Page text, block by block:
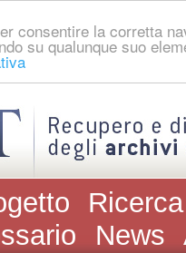
consentire la corretta
su qualunque suo
News